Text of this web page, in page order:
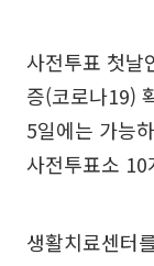
사전투표 첫날
증(코로나19)
5일에는 가능
사전투표소 10
생활치료센터